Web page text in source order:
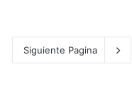
Siguiente Pagina